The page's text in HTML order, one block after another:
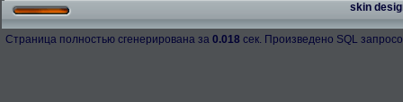
skin
Страница полностью сгенерирована за 0.018 сек. Произведено SQL